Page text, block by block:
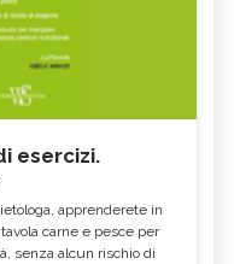
esercizi.
apprenderete in
carne e pesce per
senza alcun rischio di